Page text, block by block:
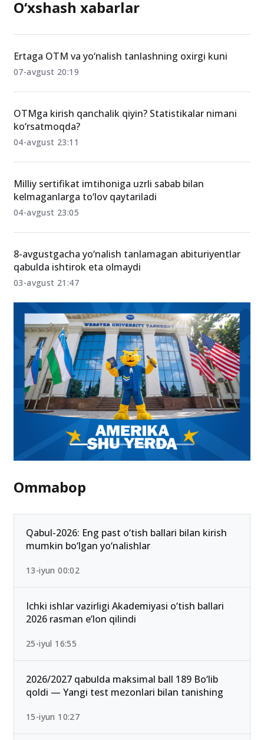
O‘xshash xabarlar
Ertaga OTM va yo‘nalish tanlashning oxirgi kuni
07-avgust 20:19
ko‘rsatmoqda?
04-avgust 23:11
kelmaganlarga to‘lov qaytariladi
04-avgust 23:05
03-avgust 21:47
Ommabop
Qabul-2026: Eng past o‘tish ballari bilan kirish
mumkin bo‘lgan yo‘nalishlar
13-iyun 00:02
Ichki ishlar vazirligi Akademiyasi o‘tish ballari
2026 rasman e’lon qilindi
25-iyul 16:55
2026/2027 qabulda maksimal ball 189 Bo‘lib
qoldi — Yangi test mezonlari bilan tanishing